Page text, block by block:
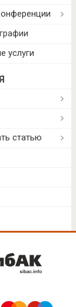
услуги
статью